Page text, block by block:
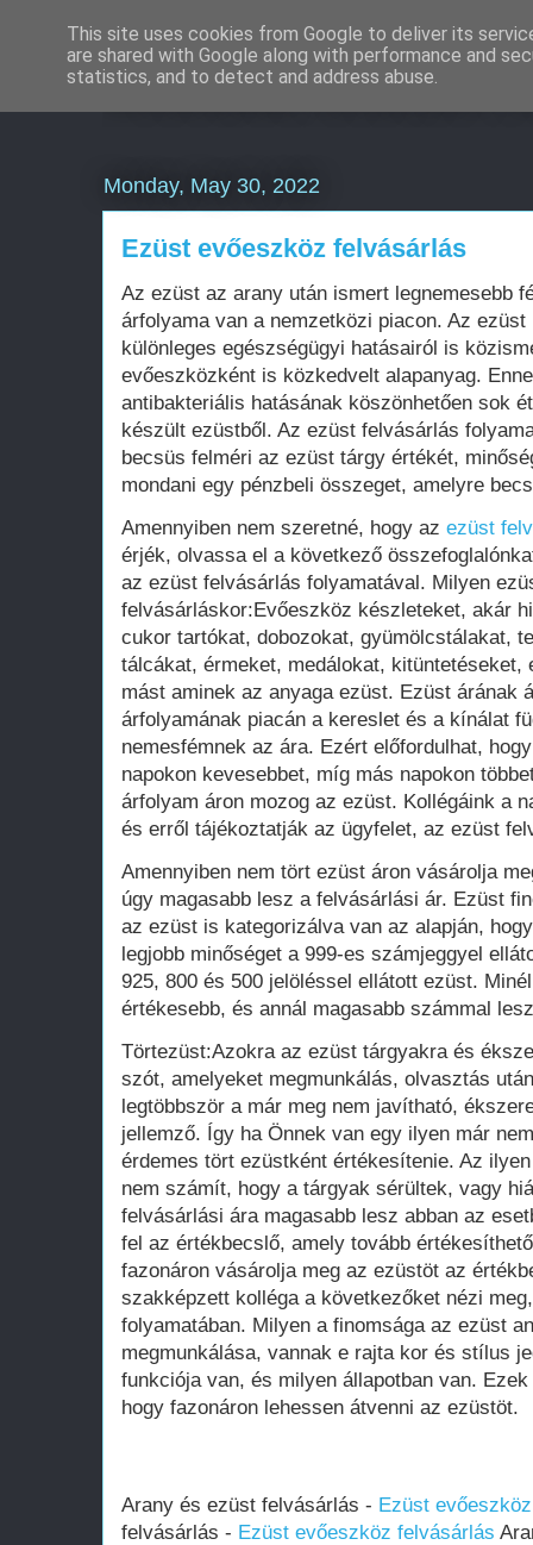
Weboldal készítés
Monday, May 30, 2022
Ezüst evőeszköz felvásárlás
Az ezüst az arany után ismert legnemesebb
árfolyama van a nemzetközi piacon. Az
különleges egészségügyi hatásairól is
evőeszközként is közkedvelt alapanyag.
antibakteriális hatásának köszönhetően sok
készült ezüstből. Az ezüst felvásárlás
becsüs felméri az ezüst tárgy értékét,
mondani egy pénzbeli összeget, amelyre
Amennyiben nem szeretné, hogy az ezüst
érjék, olvassa el a következő
az ezüst felvásárlás folyamatával. Milyen
felvásárláskor:Evőeszköz készleteket, akár
cukor tartókat, dobozokat, gyümölcstálakat,
tálcákat, érmeket, medálokat, kitüntetéseket,
mást aminek az anyaga ezüst. Ezüst árának
árfolyamának piacán a kereslet és a kínálat
nemesfémnek az ára. Ezért előfordulhat,
napokon kevesebbet, míg más napokon
árfolyam áron mozog az ezüst. Kollégáink a
és erről tájékoztatják az ügyfelet, az ezüst
Amennyiben nem tört ezüst áron vásárolja
úgy magasabb lesz a felvásárlási ár. Ezüst
az ezüst is kategorizálva van az alapján,
legjobb minőséget a 999-es számjeggyel
925, 800 és 500 jelöléssel ellátott ezüst.
értékesebb, és annál magasabb számmal
Törtezüst:Azokra az ezüst tárgyakra és
szót, amelyeket megmunkálás, olvasztás
legtöbbször a már meg nem javítható,
jellemző. Így ha Önnek van egy ilyen már
érdemes tört ezüstként értékesítenie. Az
nem számít, hogy a tárgyak sérültek, vagy
felvásárlási ára magasabb lesz abban az
fel az értékbecslő, amely tovább
fazonáron vásárolja meg az ezüstöt az
szakképzett kolléga a következőket nézi
folyamatában. Milyen a finomsága az ezüst
megmunkálása, vannak e rajta kor és stílus
funkciója van, és milyen állapotban van.
hogy fazonáron lehessen átvenni az ezüstöt.
Arany és ezüst felvásárlás - Ezüst
felvásárlás - Ezüst evőeszköz felvásárlás
This site uses cookies from Google to deliver its
are shared with Google along with performance and
statistics, and to detect and address abuse.